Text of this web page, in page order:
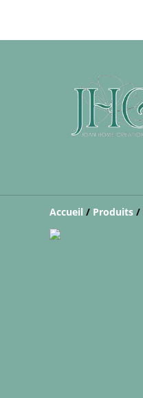
Accueil / Produits /